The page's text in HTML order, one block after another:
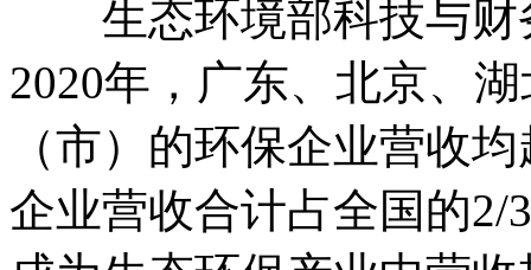
生态环境部科技与财
2020年，广东、北京、
（市）的环保企业营收
企业营收合计占全国的2/